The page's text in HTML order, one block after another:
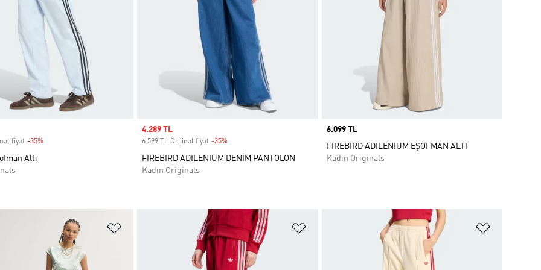
fiyat -35%Discount
Altı
Sale price
4.289 TL
6.599 TL Orijinal fiyat -35%
FIREBIRD ADILENIUM DENİM PANTOLON
Kadın Originals
Price
6.099 TL
FIREBIRD ADILENIUM EŞOFMAN ALTI
Kadın Originals
Favori Listesine Ekle Favori Listesine Ekle